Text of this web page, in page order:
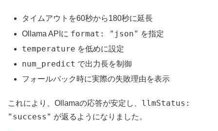
タイムアウトを60秒から180秒に延長
Ollama APIに format: "json" を指定
temperature を低めに設定
num_predict で出力長を制御
フォールバック時に実際の失敗理由を表示
これにより、Ollamaの応答が安定し、 llmStatus:
"success" が返るようになりました。